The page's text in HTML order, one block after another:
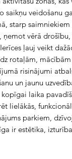
saikņu veidošanu
starp
ņemot vērā
ļauj veikt
rotaļām,
risinājumi
un jaunu
laika
lielākās,
parkiem,
ir estētika,